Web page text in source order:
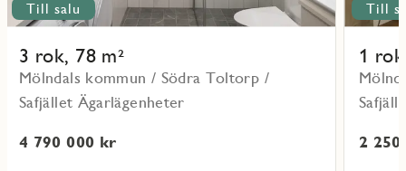
Till salu
3 rok, 78 m²
Mölndals kommun / Södra Toltorp /
Safjället Ägarlägenheter
4 790 000 kr
Till
1
2